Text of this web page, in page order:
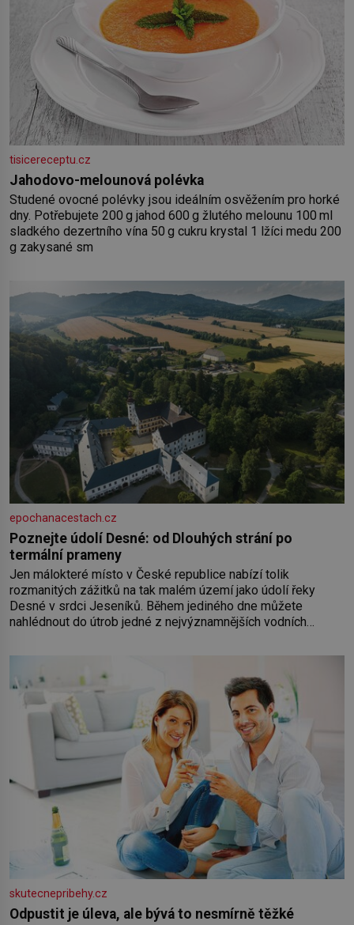
tisicereceptu.cz
Jahodovo-melounová polévka
Studené ovocné polévky jsou ideálním osvěžením pro horké
dny. Potřebujete 200 g jahod 600 g žlutého melounu 100 ml
sladkého dezertního vína 50 g cukru krystal 1 lžíci medu 200
g zakysané sm
epochanacestach.cz
Poznejte údolí Desné: od Dlouhých strání po
termální prameny
Jen málokteré místo v České republice nabízí tolik
rozmanitých zážitků na tak malém území jako údolí řeky
Desné v srdci Jeseníků. Během jediného dne můžete
nahlédnout do útrob jedné z nejvýznamnějších vodních
koloběžce a den zakončit poznáváním památek ve Velkých
skutecnepribehy.cz
Odpustit je úleva, ale bývá to nesmírně těžké